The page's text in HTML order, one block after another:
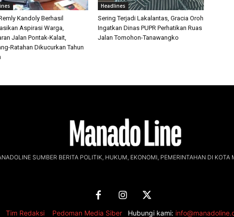
Kandoly Berhasil
Aspirasi Warga,
Jalan Pontak-Kalait,
Ratahan Dikucurkan Tahun
Headlines
Sering Terjadi Lakalantas, Gracia Oroh
Ingatkan Dinas PUPR Perhatikan Ruas
Jalan Tomohon-Tanawangko
SUMBER BERITA POLITIK, HUKUM, EKONOMI, PEMERINTAHAN DI KOTA
Tim Redaksi Pedoman Media Siber Hubungi kami: